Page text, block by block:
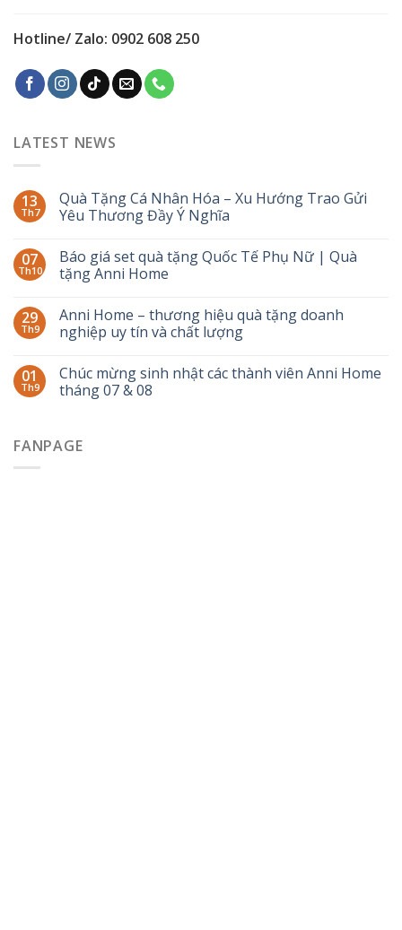
Hotline/ Zalo: 0902 608 250
LATEST NEWS
13
Th7
Quà Tặng Cá Nhân Hóa – Xu Hướng Trao Gửi
Yêu Thương Đầy Ý Nghĩa
07
Th10
Báo giá set quà tặng Quốc Tế Phụ Nữ | Quà
tặng Anni Home
29
Th9
Anni Home – thương hiệu quà tặng doanh
nghiệp uy tín và chất lượng
01
Th9
Chúc mừng sinh nhật các thành viên Anni Home
tháng 07 & 08
FANPAGE